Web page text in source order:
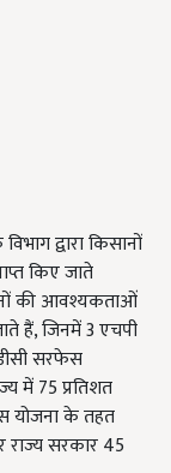
द्वारा किसानों
किए जाते
की आवश्यकताओं
हैं, जिनमें 3 एचपी
सरफेस
में 75 प्रतिशत
योजना के तहत
राज्य सरकार 45